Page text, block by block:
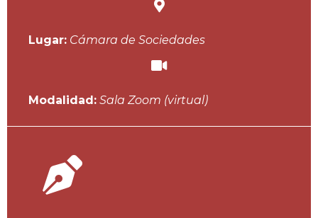
Lugar: Cámara de Sociedades
Modalidad: Sala Zoom (virtual)